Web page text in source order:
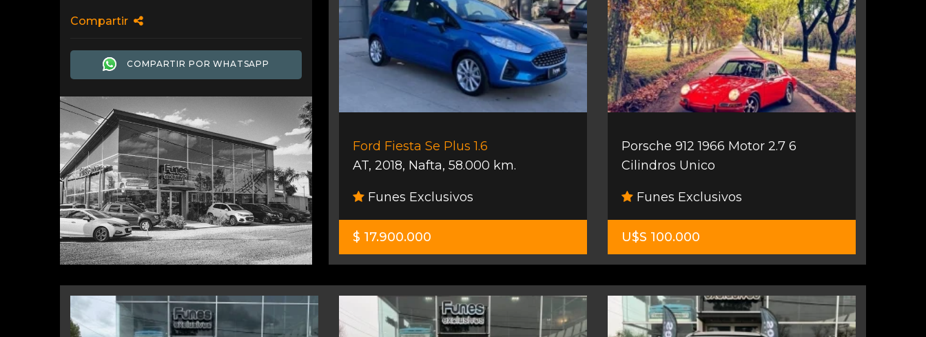
Compartir
COMPARTIR POR WHATSAPP
Ford Fiesta Se Plus 1.6
AT, 2018, Nafta, 58.000 km.
Funes Exclusivos
$ 17.900.000
Porsche 912 1966 Motor 2.7 6
Cilindros Unico
Funes Exclusivos
U$S 100.000